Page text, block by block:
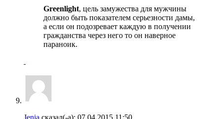
Greenlight, цель замужества для мужчины
должно быть показателем серьезности дамы,
а если он подозревает каждую в получении
гражданства через него то он наверное
параноик.
Jenia сказал(-а): 07.04.2015 11:50